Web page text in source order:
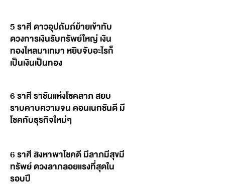
5 ราศี ดาวอุปถัมภ์ย้ายเข้าทับ
ดวงการเงินรับทรัพย์ใหญ่ เงิน
ทองไหลมาเทมา หยิบจับอะไรก็
เป็นเงินเป็นทอง
6 ราศี ราชันแห่งโชคลาภ สยบ
ราบคาบความจน คอนเนกชันดี มี
โชคกับธุรกิจใหม่ๆ
6 ราศี สิงหาพาโชคดี มีลาภมีสุขมี
ทรัพย์ ดวงลาภลอยแรงที่สุดใน
รอบปี